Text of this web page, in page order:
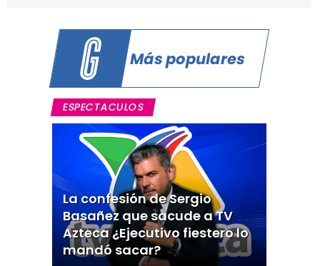
Más populares
ESPECTACULOS
La confesión de Sergio
Basañez que sacude a TV
Azteca ¿Ejecutivo fiestero lo
mandó sacar?